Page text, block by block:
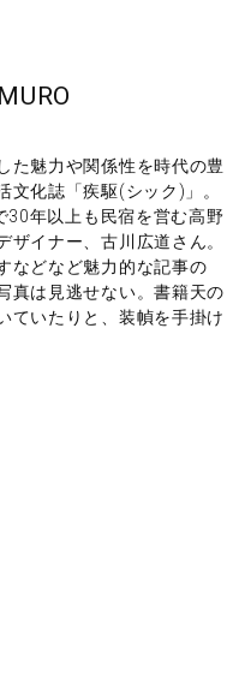
た魅力や関係性を時代の豊
化誌「疾駆(シック)」。
30年以上も民宿を営む高野
イナー、古川広道さん。
などなど魅力的な記事の
真は見逃せない。書籍天の
ていたりと、装幀を手掛け